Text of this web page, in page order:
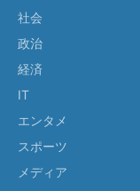
社会
政治
経済
IT
エンタメ
スポーツ
メディア